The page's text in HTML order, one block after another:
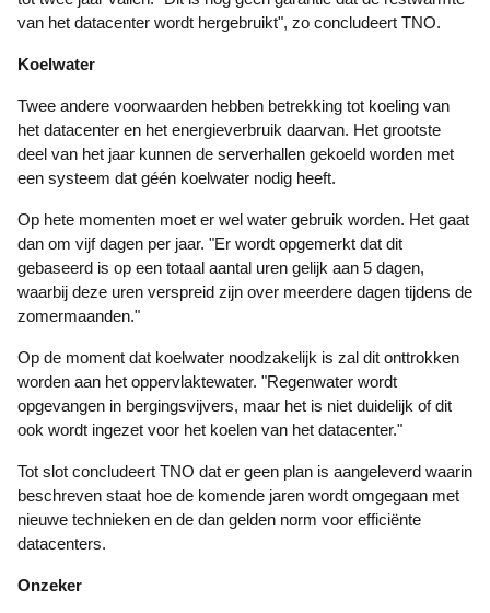
van het datacenter wordt hergebruikt", zo concludeert TNO.
Koelwater
Twee andere voorwaarden hebben betrekking tot koeling van
het datacenter en het energieverbruik daarvan. Het grootste
deel van het jaar kunnen de serverhallen gekoeld worden met
een systeem dat géén koelwater nodig heeft.
Op hete momenten moet er wel water gebruik worden. Het gaat
dan om vijf dagen per jaar. "Er wordt opgemerkt dat dit
gebaseerd is op een totaal aantal uren gelijk aan 5 dagen,
waarbij deze uren verspreid zijn over meerdere dagen tijdens de
zomermaanden."
Op de moment dat koelwater noodzakelijk is zal dit onttrokken
worden aan het oppervlaktewater. "Regenwater wordt
opgevangen in bergingsvijvers, maar het is niet duidelijk of dit
ook wordt ingezet voor het koelen van het datacenter."
Tot slot concludeert TNO dat er geen plan is aangeleverd waarin
beschreven staat hoe de komende jaren wordt omgegaan met
nieuwe technieken en de dan gelden norm voor efficiënte
datacenters.
Onzeker